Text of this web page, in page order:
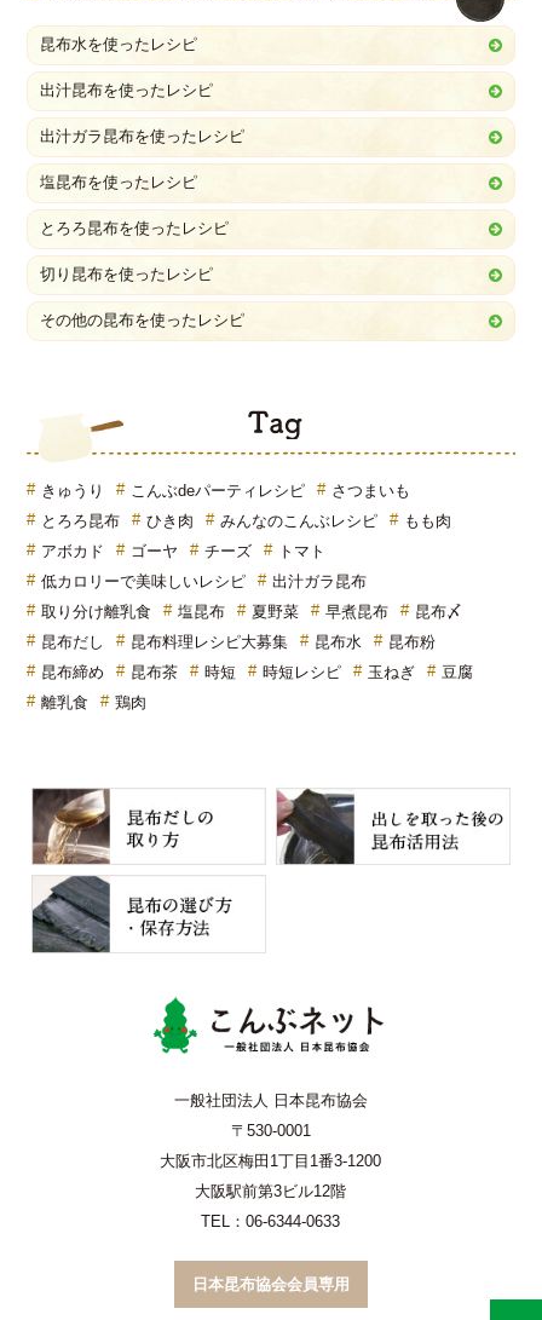
昆布水を使ったレシピ
出汁昆布を使ったレシピ
出汁ガラ昆布を使ったレシピ
塩昆布を使ったレシピ
とろろ昆布を使ったレシピ
切り昆布を使ったレシピ
その他の昆布を使ったレシピ
きゅうり こんぶdeパーティレシピ
さつまいも
とろろ昆布
ひき肉 みんなのこんぶレシピ
もも肉
アボカド
ゴーヤ チーズ
トマト
低カロリーで美味しいレシピ
出汁ガラ昆布
取り分け離乳食
塩昆布 夏野菜 早煮昆布
昆布〆
昆布だし
昆布料理レシピ大募集 昆布水
昆布粉
昆布締め
昆布茶 時短 時短レシピ 玉ねぎ
豆腐
離乳食
鶏肉
一般社団法人 日本昆布協会
〒530-0001
大阪市北区梅田1丁目1番3-1200
大阪駅前第3ビル12階
TEL：06-6344-0633
日本昆布協会会員専用